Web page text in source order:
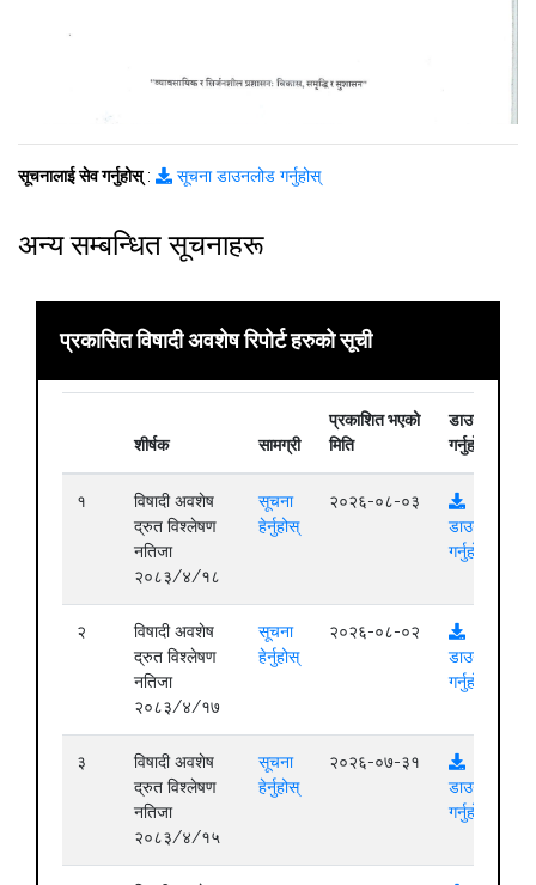
सूचनालाई सेव गर्नुहोस्: सूचना डाउनलोड गर्नुहोस्
अन्य सम्बन्धित सूचनाहरू
प्रकासित विषादी अवशेष रिपोर्ट हरुको सूची
शीर्षक सामग्री
प्रकाशित भएको
मिति
डाउनलोड
गर्नुहोस्
१
विषादी अवशेष
द्रुत विश्लेषण
नतिजा
२०८३/४/१८
सूचना
हेर्नुहोस्
२०२६-०८-०३
डाउनलोड
गर्नुहोस्
२
विषादी अवशेष
द्रुत विश्लेषण
नतिजा
२०८३/४/१७
सूचना
हेर्नुहोस्
२०२६-०८-०२
डाउनलोड
गर्नुहोस्
३
विषादी अवशेष
द्रुत विश्लेषण
नतिजा
२०८३/४/१५
सूचना
हेर्नुहोस्
२०२६-०७-३१
डाउनलोड
गर्नुहोस्